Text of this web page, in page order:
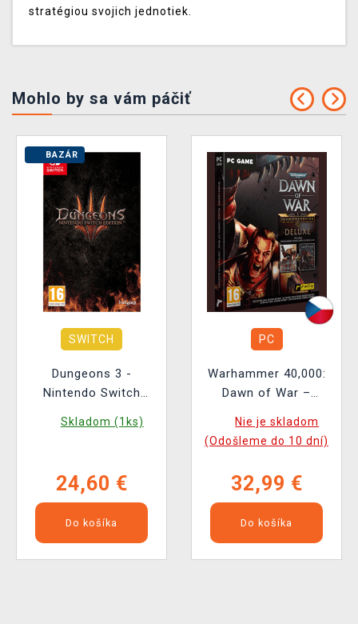
stratégiou svojich jednotiek.
Mohlo by sa vám páčiť
BAZÁR
SWITCH
Dungeons 3 -
Nintendo Switch
Skladom (1ks)
24,60 €
Do košíka
PC
Warhammer 40,000:
Dawn of War –
Deluxe
Nie je skladom
(Odošleme do 10 dní)
32,99 €
Do košíka